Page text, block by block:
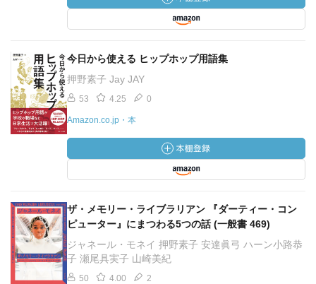
今日から使える ヒップホップ用語集
押野素子 Jay JAY
53 4.25 0
Amazon.co.jp・本
ザ・メモリー・ライブラリアン 『ダーティー・コン
ピューター』にまつわる5つの話 (一般書 469)
ジャネール・モネイ 押野素子 安達眞弓 ハーン小路恭
子 瀬尾具実子 山崎美紀
50 4.00 2